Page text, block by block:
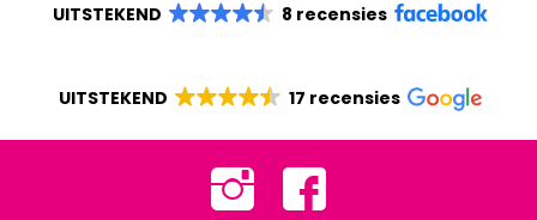
UITSTEKEND 8 recensies
UITSTEKEND 17 recensies